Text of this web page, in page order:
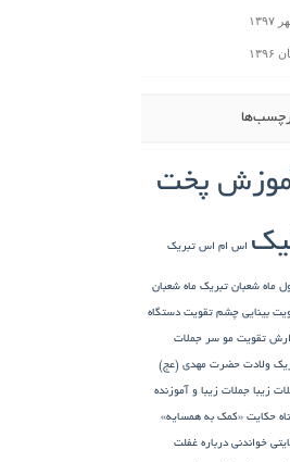
۱۳۹۶
پخت
اس ام اس تبریک
ماه شعبان تبریک ماه شعبان
بینایی چشم تقویت دستگاه
تقویت مو سر جملات
ولادت حضرت مهدی (عج)
زیبا جملات زیبا و آموزنده
حکایت «کمک به همسایه»
خواندنی درباره غفلت